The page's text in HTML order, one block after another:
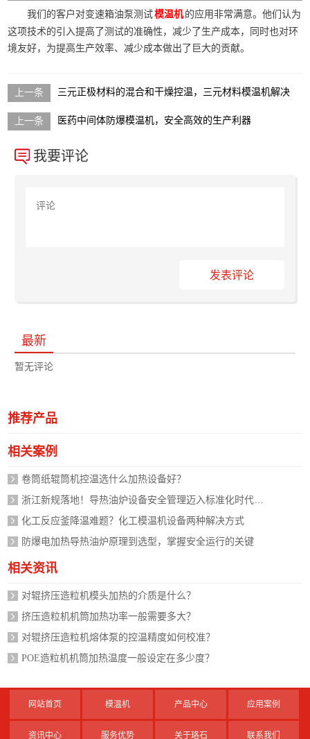
我们的客户对变速箱油泵测试模温机的应用非常满意。他们认为
这项技术的引入提高了测试的准确性，减少了生产成本，同时也对环
境友好，为提高生产效率、减少成本做出了巨大的贡献。
三元正极材料的混合和干燥控温，三元材料模温机解决
医药中间体防爆模温机，安全高效的生产利器
我要评论
发表评论
最新
暂无评论
推荐产品
相关案例
卷筒纸辊筒机控温选什么加热设备好？
化工反应釜降温难题？化工模温机设备两种解决方式
防爆电加热导热油炉原理到选型，掌握安全运行的关键
相关资讯
对辊挤压造粒机模头加热的介质是什么？
挤压造粒机机筒加热功率一般需要多大？
对辊挤压造粒机熔体泵的控温精度如何校准？
POE造粒机机筒加热温度一般设定在多少度？
网站首页 模温机 产品中心 应用案例
资讯中心 服务优势 关于珞石 联系我们